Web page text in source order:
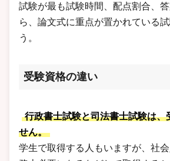
試験が最も試験時間、配点割合、
ら、論文式に重点が置かれている
う。
受験資格の違い
行政書士試験と司法書士試験は、
せん。
学生で取得する人もいますが、社